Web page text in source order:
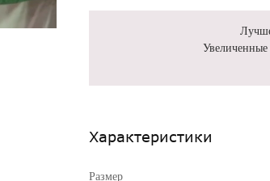
Увеличенные
Характеристики
Размер